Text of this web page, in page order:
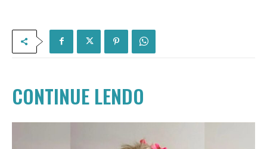
CONTINUE LENDO